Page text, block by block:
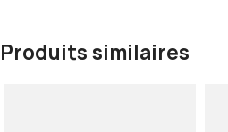
Produits similaires